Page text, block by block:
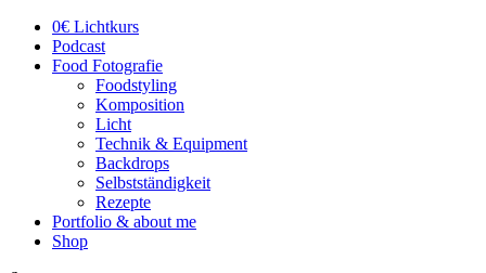
0€ Lichtkurs
Podcast
Food Fotografie
Foodstyling
Komposition
Licht
Technik & Equipment
Backdrops
Selbstständigkeit
Rezepte
Portfolio & about me
Shop